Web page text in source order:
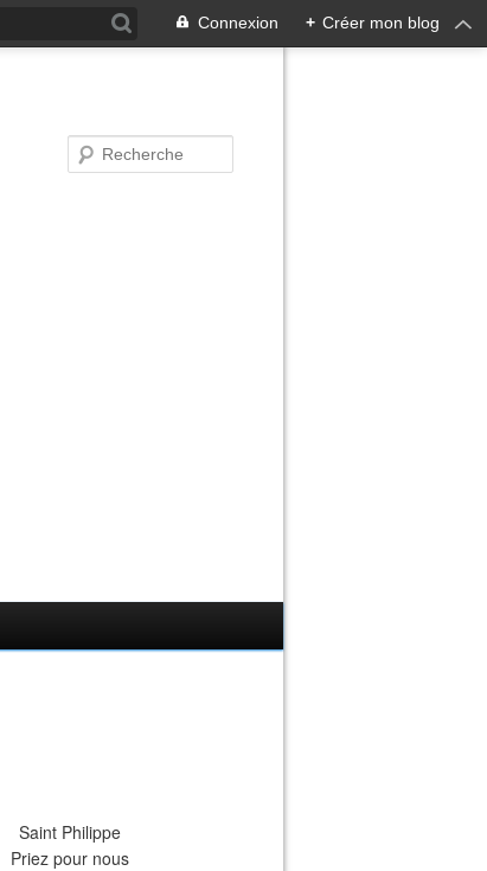
Connexion + Créer mon blog
Saint Philippe
Priez pour nous